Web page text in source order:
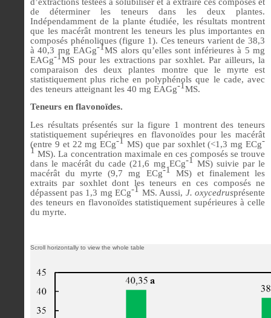
de déterminer les teneurs dans les deux plantes.
Indépendamment de la plante étudiée, les résultats montrent
que les macérât montrent les teneurs les plus importantes en
composés phénoliques (figure 1). Ces teneurs varient de 38,3
à 40,3 mg EAGg-1MS alors qu’elles sont inférieures à 5 mg
EAGg-1MS pour les extractions par soxhlet. Par ailleurs, la
comparaison des deux plantes montre que le myrte est
statistiquement plus riche en polyphénols que le cade, avec
des teneurs atteignant les 40 mg EAGg-1MS.
Teneurs en flavonoïdes.
Les résultats présentés sur la figure 1 montrent des teneurs
statistiquement supérieures en flavonoïdes pour les macérât
(entre 9 et 22 mg ECg-1 MS) que par soxhlet (<1,3 mg ECg-
1 MS). La concentration maximale en ces composés se trouve
dans le macérât du cade (21,6 mg ECg-1 MS) suivie par le
macérât du myrte (9,7 mg ECg-1 MS) et finalement les
extraits par soxhlet dont les teneurs en ces composés ne
dépassent pas 1,3 mg ECg-1 MS. Aussi, J. oxycedrusprésente
des teneurs en flavonoïdes statistiquement supérieures à celle
du myrte.